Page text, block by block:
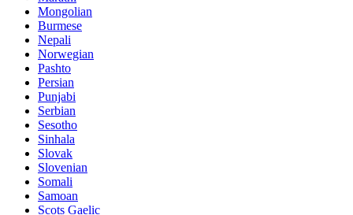
Mongolian
Burmese
Nepali
Norwegian
Pashto
Persian
Punjabi
Serbian
Sesotho
Sinhala
Slovak
Slovenian
Somali
Samoan
Scots Gaelic